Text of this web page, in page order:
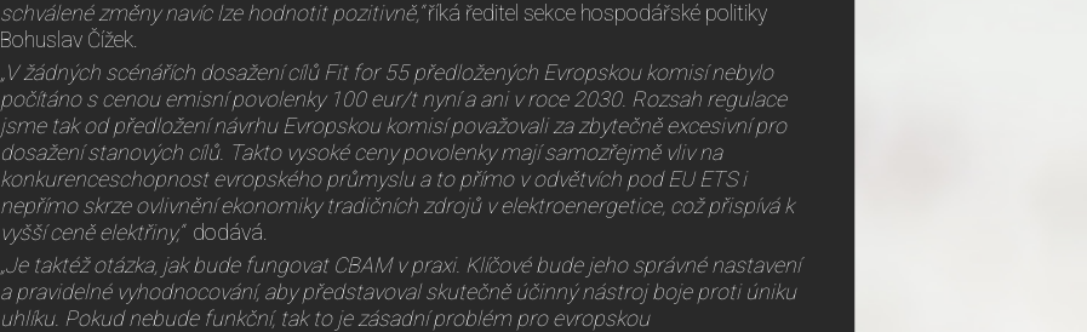
schválené změny navíc lze hodnotit pozitivně,“říká ředitel sekce hospodářské politiky
Bohuslav Čížek.
„V žádných scénářích dosažení cílů Fit for 55 předložených Evropskou komisí nebylo
počítáno s cenou emisní povolenky 100 eur/t nyní a ani v roce 2030. Rozsah regulace
jsme tak od předložení návrhu Evropskou komisí považovali za zbytečně excesivní pro
dosažení stanových cílů. Takto vysoké ceny povolenky mají samozřejmě vliv na
konkurenceschopnost evropského průmyslu a to přímo v odvětvích pod EU ETS i
nepřímo skrze ovlivnění ekonomiky tradičních zdrojů v elektroenergetice, což přispívá k
vyšší ceně elektřiny,“dodává.
„Je taktéž otázka, jak bude fungovat CBAM v praxi. Klíčové bude jeho správné nastavení
a pravidelné vyhodnocování, aby představoval skutečně účinný nástroj boje proti úniku
uhlíku. Pokud nebude funkční, tak to je zásadní problém pro evropskou